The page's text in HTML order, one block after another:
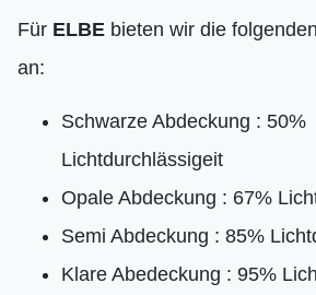
Für ELBE bieten wir die
an:
Schwarze Abdeckung : 50%
Lichtdurchlässigeit
Opale Abdeckung : 67%
Semi Abdeckung : 85%
Klare Abedeckung : 95%